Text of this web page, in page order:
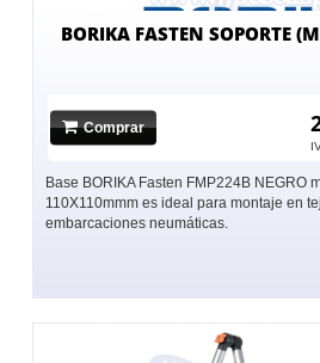
BORIKA FASTEN SOPORTE
Comprar
Base BORIKA Fasten FMP224B NEGRO
110X110mmm es ideal para montaje en
embarcaciones neumáticas.